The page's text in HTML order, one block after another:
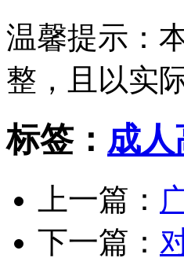
温馨提示：
整，且以实
标签： 成人
上一篇：
下一篇：